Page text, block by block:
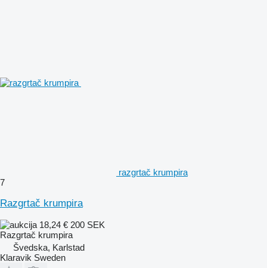
razgrtač krumpira
7
Razgrtač krumpira
18,24 € 200 SEK
Razgrtač krumpira
Švedska, Karlstad
Klaravik Sweden